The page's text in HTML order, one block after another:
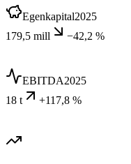
Egenkapital2025
179,5 mill
−42,2 %
EBITDA2025
18 t
+117,8 %